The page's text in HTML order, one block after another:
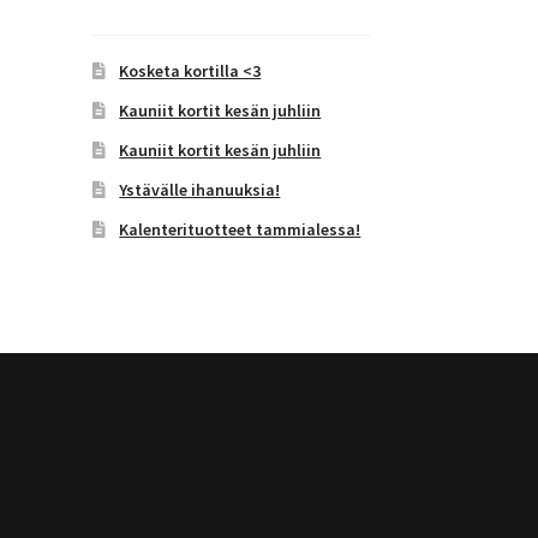
Kosketa kortilla <3
Kauniit kortit kesän juhliin
Kauniit kortit kesän juhliin
Ystävälle ihanuuksia!
Kalenterituotteet tammialessa!